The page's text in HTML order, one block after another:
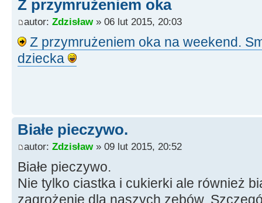
Z przymrużeniem oka
autor: Zdzisław» 06 lut 2015, 20:03
Z przymrużeniem oka na weekend.
dziecka
Białe pieczywo.
autor: Zdzisław» 09 lut 2015, 20:52
Białe pieczywo.
Nie tylko ciastka i cukierki ale również
zagrożenie dla naszych zębów.